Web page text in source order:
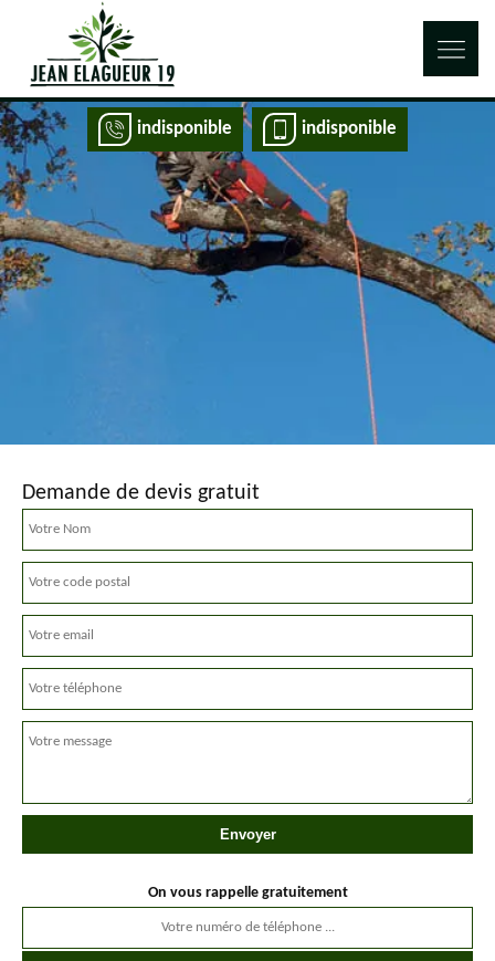
indisponible indisponible
Demande de devis gratuit
On vous rappelle gratuitement